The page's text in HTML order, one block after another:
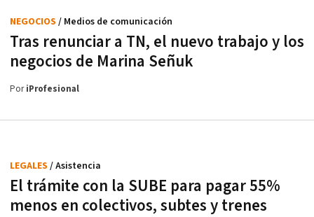
Tras renunciar a TN, el nuevo trabajo y los
negocios de Marina Señuk
NEGOCIOS / Medios de comunicación
PoriProfesional
El trámite con la SUBE para pagar 55%
menos en colectivos, subtes y trenes
LEGALES / Asistencia